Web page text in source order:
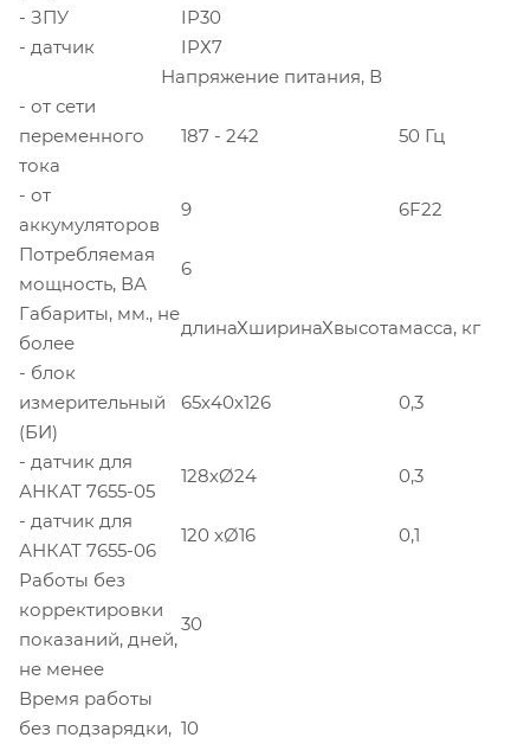
- ЗПУ
IP30
- датчик
IPХ7
Напряжение питания, В
- от сети
переменного
тока
187 - 242 50 Гц
- от
аккумуляторов
9
6F22
Потребляемая
мощность, ВА
6
Габариты, мм., не
более
длинаХширинаХвысотамасса, кг
- блок
измерительный
(БИ)
65х40х126 0,3
- датчик для
АНКАТ 7655-05
128хØ24
0,3
- датчик для
АНКАТ 7655-06
120 хØ16
0,1
Работы без
корректировки
показаний, дней,
не менее
30
Время работы
без подзарядки, 10